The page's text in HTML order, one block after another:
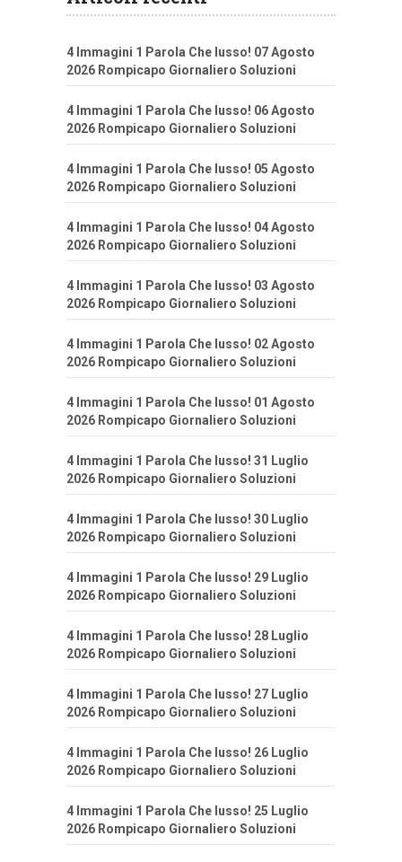
4 Immagini 1 Parola Che lusso! 07 Agosto
2026 Rompicapo Giornaliero Soluzioni
4 Immagini 1 Parola Che lusso! 06 Agosto
2026 Rompicapo Giornaliero Soluzioni
4 Immagini 1 Parola Che lusso! 05 Agosto
2026 Rompicapo Giornaliero Soluzioni
4 Immagini 1 Parola Che lusso! 04 Agosto
2026 Rompicapo Giornaliero Soluzioni
4 Immagini 1 Parola Che lusso! 03 Agosto
2026 Rompicapo Giornaliero Soluzioni
4 Immagini 1 Parola Che lusso! 02 Agosto
2026 Rompicapo Giornaliero Soluzioni
4 Immagini 1 Parola Che lusso! 01 Agosto
2026 Rompicapo Giornaliero Soluzioni
4 Immagini 1 Parola Che lusso! 31 Luglio
2026 Rompicapo Giornaliero Soluzioni
4 Immagini 1 Parola Che lusso! 30 Luglio
2026 Rompicapo Giornaliero Soluzioni
4 Immagini 1 Parola Che lusso! 29 Luglio
2026 Rompicapo Giornaliero Soluzioni
4 Immagini 1 Parola Che lusso! 28 Luglio
2026 Rompicapo Giornaliero Soluzioni
4 Immagini 1 Parola Che lusso! 27 Luglio
2026 Rompicapo Giornaliero Soluzioni
4 Immagini 1 Parola Che lusso! 26 Luglio
2026 Rompicapo Giornaliero Soluzioni
4 Immagini 1 Parola Che lusso! 25 Luglio
2026 Rompicapo Giornaliero Soluzioni